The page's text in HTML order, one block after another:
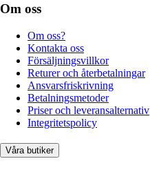
Om oss
Om oss?
Kontakta oss
Försäljningsvillkor
Returer och återbetalningar
Ansvarsfriskrivning
Betalningsmetoder
Priser och leveransalternativ
Integritetspolicy
Våra butiker